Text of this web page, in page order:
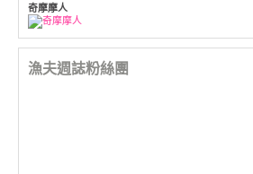
奇摩摩人
漁夫週誌粉絲團